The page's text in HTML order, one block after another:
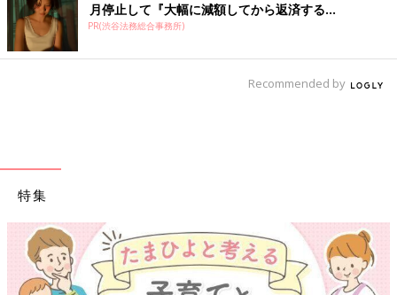
月停止して『大幅に減額してから返済する...
PR(渋谷法務総合事務所)
Recommended by
特集